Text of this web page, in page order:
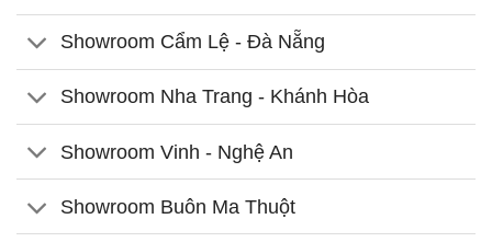
Showroom Cẩm Lệ - Đà Nẵng
Showroom Nha Trang - Khánh Hòa
Showroom Vinh - Nghệ An
Showroom Buôn Ma Thuột